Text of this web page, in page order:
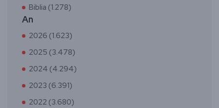
Biblia (1.278)
An
2026 (1.623)
2025 (3.478)
2024 (4.294)
2023 (6.391)
2022 (3.680)